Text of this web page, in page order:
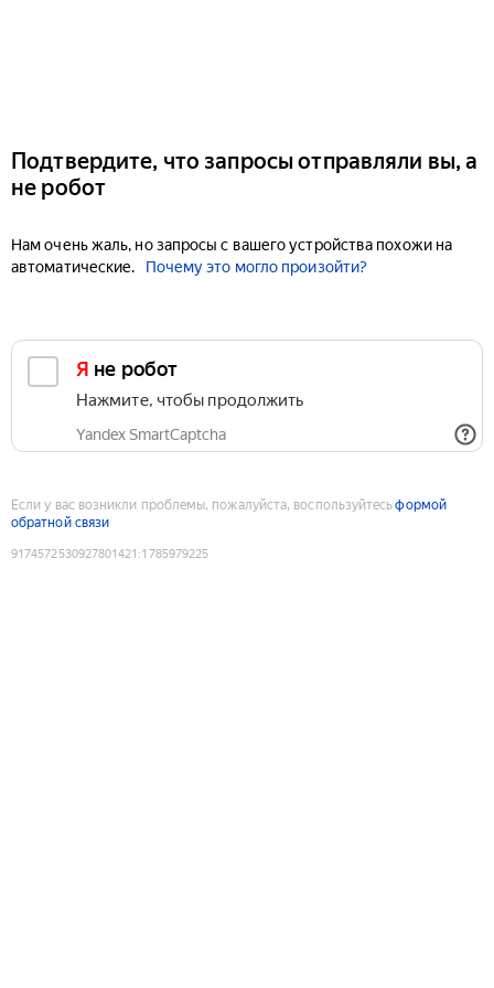
Подтвердите, что запросы отправляли вы, а
не робот
Нам очень жаль, но запросы с вашего устройства похожи на
автоматические.
Почему это могло произойти?
Я не робот
Нажмите, чтобы продолжить
Yandex SmartCaptcha
Если у вас возникли проблемы, пожалуйста, воспользуйтесьформой
обратной связи
9174572530927801421 :1785979225